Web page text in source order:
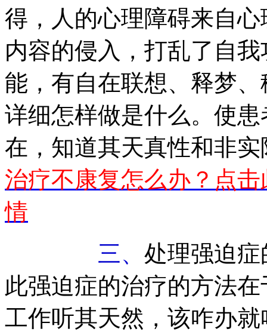
得，人的心理障碍来自
内容的侵入，打乱了自
能，有自在联想、释梦
详细怎样做是什么。使
在，知道其天真性和非
治疗不康复怎么办？点
情
三、 处理强迫
此强迫症的治疗的方法
工作听其天然，该咋办